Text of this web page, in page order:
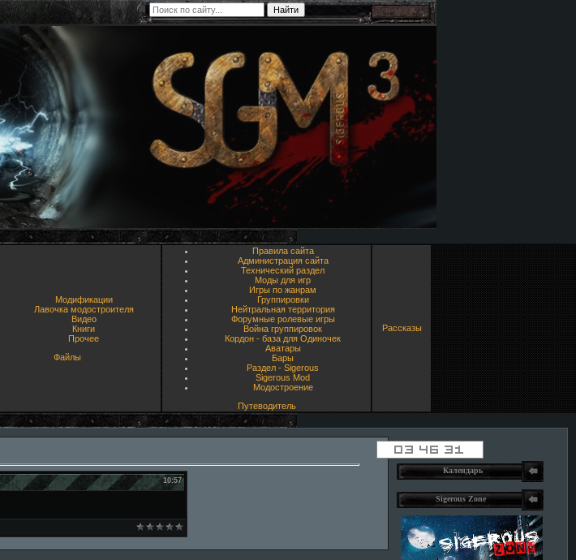
Модификации
Лавочка модостроителя
Видео
Книги
Прочее
Файлы
Правила сайта
Администрация сайта
Технический раздел
Моды для игр
Игры по жанрам
Группировки
Нейтральная территория
Форумные ролевые игры
Война группировок
Кордон - база для Одиночек
Аватары
Бары
Раздел - Sigerous
Sigerous Mod
Модостроение
Путеводитель
Рассказы
10:57
Календарь
Sigerous Zone